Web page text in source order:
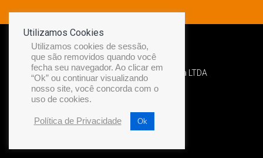
Desenvolvido por Diamond Náutica LTDA
Utilizamos Cookies
Utilizamos cookies de sessão,
que são removidos quando você
fecha seu navegador. Ao clicar em
“Ok” ou continuar visualizando
nosso site, você concorda com o
uso de cookies.
Política de Privacidade Ok